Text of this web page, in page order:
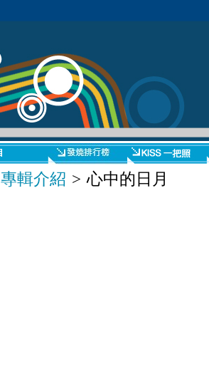
專輯介紹 > 心中的日月